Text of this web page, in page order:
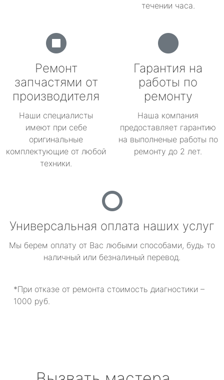
течении часа.
Ремонт
запчастями от
производителя
Наши специалисты
имеют при себе
оригинальные
комплектующие от любой
техники.
Гарантия на
работы по
ремонту
Наша компания
предоставляет гарантию
на выполненые работы по
ремонту до 2 лет.
Универсальная оплата наших услуг
Мы берем оплату от Вас любыми способами, будь то
наличный или безналиный перевод.
*При отказе от ремонта стоимость диагностики –
1000 руб.